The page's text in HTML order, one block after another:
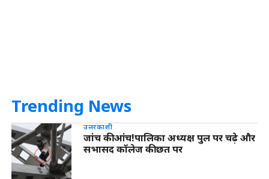
Trending News
उत्तरकाशी
जांच की आंच!पालिका अध्यक्ष पुल पर चढ़े और
सभासद कॉलेज की छत पर